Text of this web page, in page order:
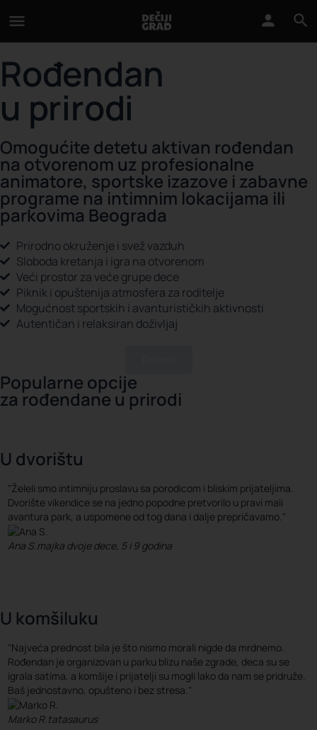
Rođendan
u prirodi
Omogućite detetu aktivan rođendan
na otvorenom uz profesionalne
animatore, sportske izazove i zabavne
programe na intimnim lokacijama ili
parkovima Beograda
Prirodno okruženje i svež vazduh
Sloboda kretanja i igra na otvorenom
Veći prostor za veće grupe dece
Piknik i opuštenija atmosfera za roditelje
Mogućnost sportskih i avanturističkih aktivnosti
Autentičan i relaksiran doživljaj
Popularne opcije
za rođendane u prirodi
U komšiluku
"Najveća prednost bila je što nismo morali nigde da mrdnemo.
Rođendan je organizovan u parku blizu naše zgrade, deca su se
igrala satima, a komšije i prijatelji su mogli lako da nam se pridruže.
Baš jednostavno, opušteno i bez stresa."
Marko R. tatasaurus
U dvorištu
"Želeli smo intimniju proslavu sa porodicom i bliskim prijateljima.
Dvorište vikendice se na jedno popodne pretvorilo u pravi mali
avantura park, a uspomene od tog dana i dalje prepričavamo."
Ana S.majka dvoje dece, 5 i 9 godina